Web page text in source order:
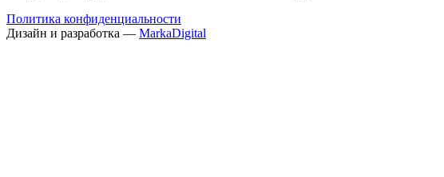
Политика конфиденциальности
Дизайн и разработка — MarkaDigital